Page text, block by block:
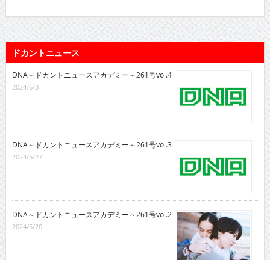
ドカントニュース
DNA～ドカントニュースアカデミー～261号vol.4
2024/6/3
DNA～ドカントニュースアカデミー～261号vol.3
2024/5/27
DNA～ドカントニュースアカデミー～261号vol.2
2024/5/20